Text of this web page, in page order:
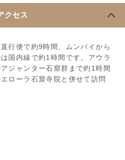
クセス
行便で約9時間、ムンバイから
国内線で約1時間です。アウラ
ジャンター石窟群まで約1時間
ローラ石窟寺院と併せて訪問